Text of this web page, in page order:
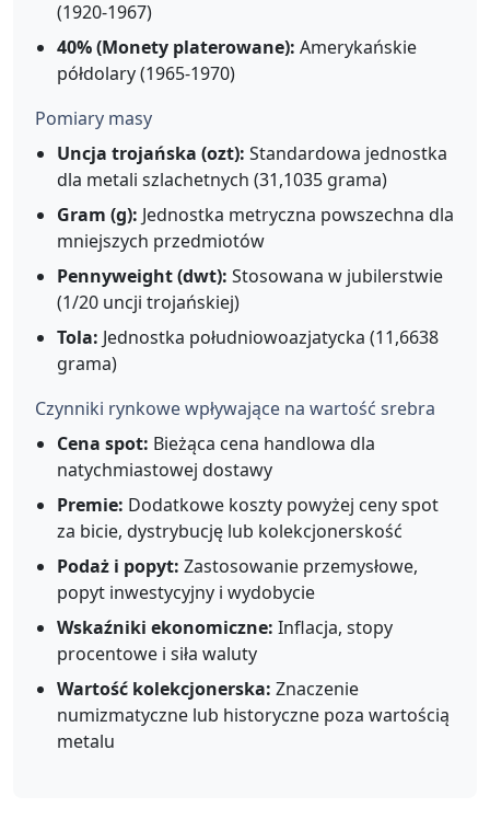
(1920-1967)
40% (Monety platerowane): Amerykańskie
półdolary (1965-1970)
Pomiary masy
Uncja trojańska (ozt): Standardowa jednostka
dla metali szlachetnych (31,1035 grama)
Gram (g): Jednostka metryczna powszechna dla
mniejszych przedmiotów
Pennyweight (dwt): Stosowana w jubilerstwie
(1/20 uncji trojańskiej)
Tola: Jednostka południowoazjatycka (11,6638
grama)
Czynniki rynkowe wpływające na wartość srebra
Cena spot: Bieżąca cena handlowa dla
natychmiastowej dostawy
Premie: Dodatkowe koszty powyżej ceny spot
za bicie, dystrybucję lub kolekcjonerskość
Podaż i popyt: Zastosowanie przemysłowe,
popyt inwestycyjny i wydobycie
Wskaźniki ekonomiczne: Inflacja, stopy
procentowe i siła waluty
Wartość kolekcjonerska: Znaczenie
numizmatyczne lub historyczne poza wartością
metalu